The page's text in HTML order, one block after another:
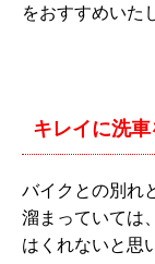
をおすすめいた
キレイに洗
バイクとの別れ
溜まっていては
はくれないと思